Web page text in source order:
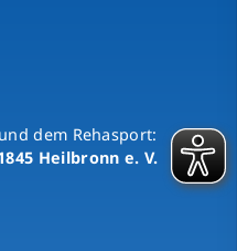
dem Rehasport:
Heilbronn e. V.